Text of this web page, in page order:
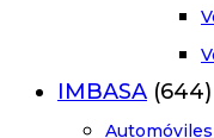
IMBASA (644)